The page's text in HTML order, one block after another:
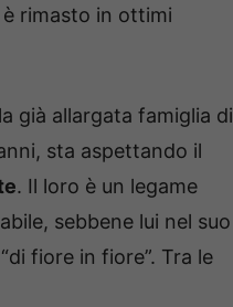
rimasto in ottimi
già allargata famiglia di
sta aspettando il
. Il loro è un legame
sebbene lui nel suo
fiore in fiore”. Tra le